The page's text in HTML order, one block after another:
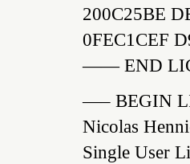
200C25BE
0FEC1CEF
—— END
—– BEGIN
Nicolas
Single User